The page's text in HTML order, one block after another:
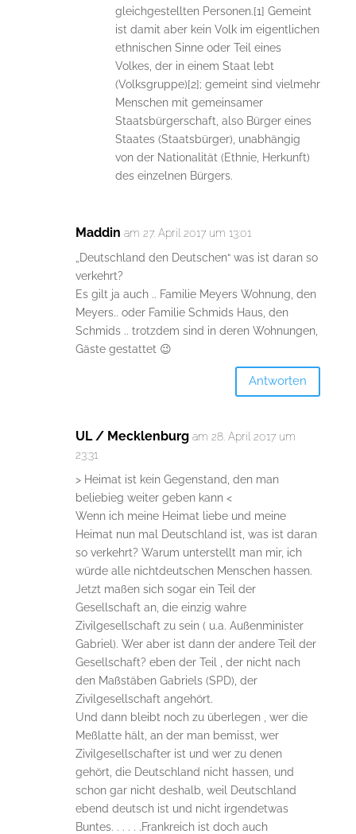
gleichgestellten Personen.[1] Gemeint
ist damit aber kein Volk im eigentlichen
ethnischen Sinne oder Teil eines
Volkes, der in einem Staat lebt
(Volksgruppe)[2]; gemeint sind vielmehr
Menschen mit gemeinsamer
Staatsbürgerschaft, also Bürger eines
Staates (Staatsbürger), unabhängig
von der Nationalität (Ethnie, Herkunft)
des einzelnen Bürgers.
Maddin am 27. April 2017 um 13:01
„Deutschland den Deutschen“ was ist daran so
verkehrt?
Es gilt ja auch .. Familie Meyers Wohnung, den
Meyers.. oder Familie Schmids Haus, den
Schmids .. trotzdem sind in deren Wohnungen,
Gäste gestattet 😉
Antworten
UL / Mecklenburg am 28. April 2017 um
23:31
> Heimat ist kein Gegenstand, den man
beliebieg weiter geben kann <
Wenn ich meine Heimat liebe und meine
Heimat nun mal Deutschland ist, was ist daran
so verkehrt? Warum unterstellt man mir, ich
würde alle nichtdeutschen Menschen hassen.
Jetzt maßen sich sogar ein Teil der
Gesellschaft an, die einzig wahre
Zivilgesellschaft zu sein ( u.a. Außenminister
Gabriel). Wer aber ist dann der andere Teil der
Gesellschaft? eben der Teil , der nicht nach
den Maßstäben Gabriels (SPD), der
Zivilgesellschaft angehört.
Und dann bleibt noch zu überlegen , wer die
Meßlatte hält, an der man bemisst, wer
Zivilgesellschafter ist und wer zu denen
gehört, die Deutschland nicht hassen, und
schon gar nicht deshalb, weil Deutschland
ebend deutsch ist und nicht irgendetwas
Buntes. . . . . .Frankreich ist doch auch